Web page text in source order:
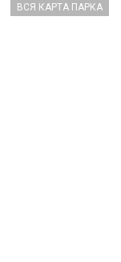
ВСЯ КАРТА ПАРКА